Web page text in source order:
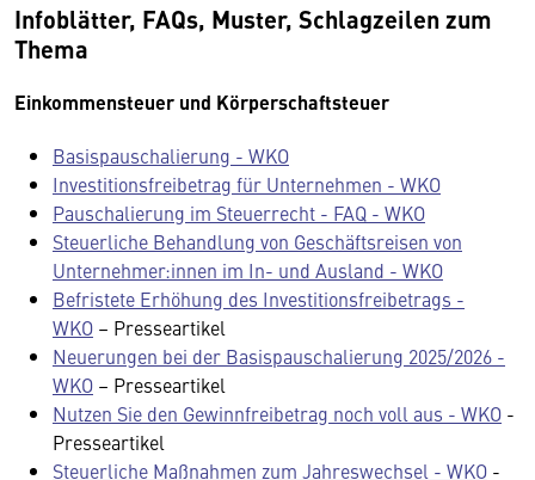
Infoblätter, FAQs, Muster, Schlagzeilen zum
Thema
Einkommensteuer und Körperschaftsteuer
Basispauschalierung - WKO
Investitionsfreibetrag für Unternehmen - WKO
Pauschalierung im Steuerrecht - FAQ - WKO
Steuerliche Behandlung von Geschäftsreisen von
Unternehmer:innen im In- und Ausland - WKO
Befristete Erhöhung des Investitionsfreibetrags -
WKO – Presseartikel
Neuerungen bei der Basispauschalierung 2025/2026 -
WKO – Presseartikel
Nutzen Sie den Gewinnfreibetrag noch voll aus - WKO -
Presseartikel
Steuerliche Maßnahmen zum Jahreswechsel - WKO -